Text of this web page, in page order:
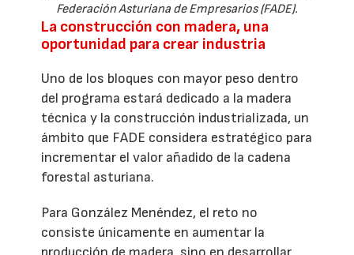
Federación Asturiana de Empresarios (FADE).
La construcción con madera, una
oportunidad para crear industria
Uno de los bloques con mayor peso dentro
del programa estará dedicado a la madera
técnica y la construcción industrializada, un
ámbito que FADE considera estratégico para
incrementar el valor añadido de la cadena
forestal asturiana.
Para González Menéndez, el reto no
consiste únicamente en aumentar la